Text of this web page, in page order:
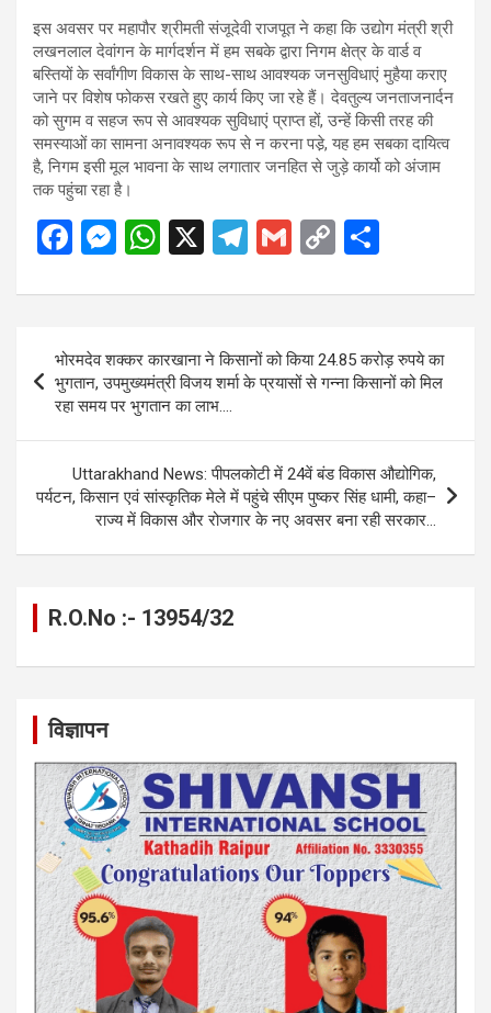
इस अवसर पर महापौर श्रीमती संजूदेवी राजपूत ने कहा कि उद्योग मंत्री श्री
लखनलाल देवांगन के मार्गदर्शन में हम सबके द्वारा निगम क्षेत्र के वार्ड व
बस्तियों के सर्वांगीण विकास के साथ-साथ आवश्यक जनसुविधाएं मुहैया कराए
जाने पर विशेष फोकस रखते हुए कार्य किए जा रहे हैं। देवतुल्य जनताजनार्दन
को सुगम व सहज रूप से आवश्यक सुविधाएं प्राप्त हों, उन्हें किसी तरह की
समस्याओं का सामना अनावश्यक रूप से न करना पडे़, यह हम सबका दायित्व
है, निगम इसी मूल भावना के साथ लगातार जनहित से जुड़े कार्यो को अंजाम
तक पहुंचा रहा है।
F
ce
b
o
o
k
M
se
g
er
W
at
A
p
p
X
T
e
gr
a
G
ail
C
py
Li
n
ar
e
Post
navigation
भोरमदेव शक्कर कारखाना ने किसानों को किया 24.85 करोड़ रुपये का
भुगतान, उपमुख्यमंत्री विजय शर्मा के प्रयासों से गन्ना किसानों को मिल
रहा समय पर भुगतान का लाभ….
Uttarakhand News: पीपलकोटी में 24वें बंड विकास औद्योगिक,
पर्यटन, किसान एवं सांस्कृतिक मेले में पहुंचे सीएम पुष्कर सिंह धामी, कहा–
राज्य में विकास और रोजगार के नए अवसर बना रही सरकार…
R.O.No :- 13954/32
विज्ञापन